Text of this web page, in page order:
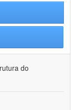
do